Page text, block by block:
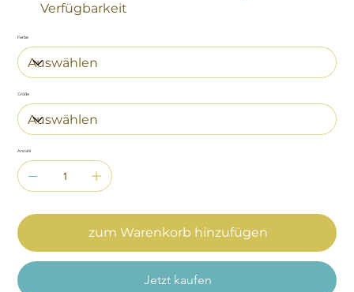
Verfügbarkeit
Farbe
Größe
Anzahl
zum Warenkorb hinzufügen
Jetzt kaufen